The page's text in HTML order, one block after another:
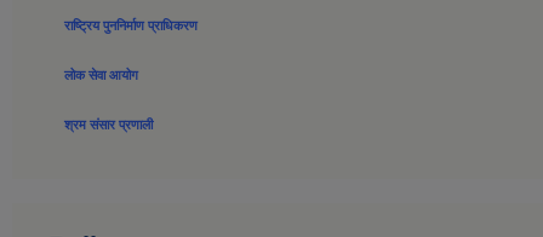
राष्ट्रिय पुननिर्माण प्राधिकरण
लोक सेवा आयोग
श्रम संसार प्रणाली